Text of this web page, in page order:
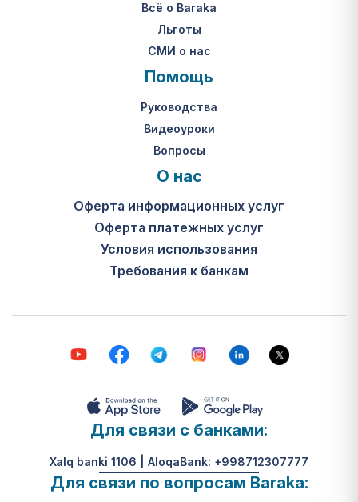
Всё о Baraka
Льготы
СМИ о нас
Помощь
Руководства
Видеоуроки
Вопросы
О нас
Оферта информационных услуг
Оферта платежных услуг
Условия использования
Требования к банкам
Для связи с банками:
Xalq banki 1106 | AloqaBank: +998712307777
Для связи по вопросам Baraka: